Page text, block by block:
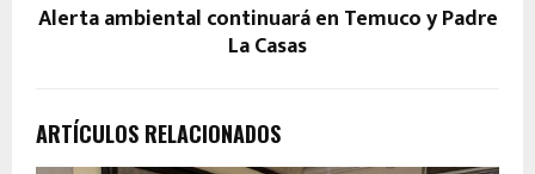
Alerta ambiental continuará en Temuco y Padre
La Casas
ARTÍCULOS RELACIONADOS